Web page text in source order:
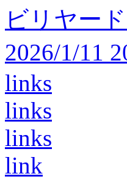
ビリヤー
2026/1/11
links
links
links
link